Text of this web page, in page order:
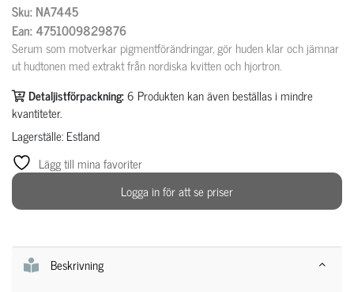
Sku: NA7445
Ean: 4751009829876
Serum som motverkar pigmentförändringar, gör huden klar och jämnar
ut hudtonen med extrakt från nordiska kvitten och hjortron.
Detaljistförpackning:6 Produkten kan även beställas i mindre
kvantiteter.
Lagerställe: Estland
Lägg till mina favoriter
Logga in för att se priser
Beskrivning